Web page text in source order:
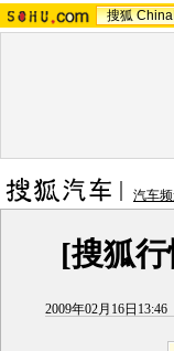
搜狐
汽车
[搜狐
2009年02月16日13:46